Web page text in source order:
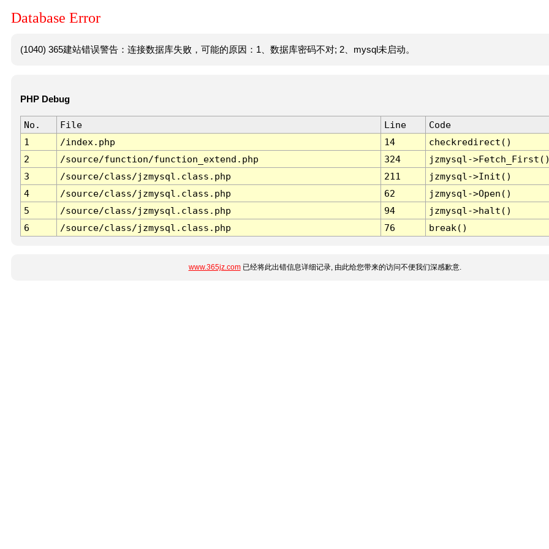
Database Error
(1040) 365建站错误警告：连接数据库失败，可能的原因：1、数据库密码不对; 2、mysql未启动。
PHP Debug
No. File Line
Code
1
/index.php 14
checkredirect()
2
/source/function/function_extend.php 324
jzmysql-
3
/source/class/jzmysql.class.php 211
jzmysql->Init()
4
/source/class/jzmysql.class.php 62
jzmysql->Open()
5
/source/class/jzmysql.class.php 94
jzmysql->halt()
6
/source/class/jzmysql.class.php 76 break()
www.365jz.com已经将此出错信息详细记录, 由此给您带来的访问不便我们深感歉意.